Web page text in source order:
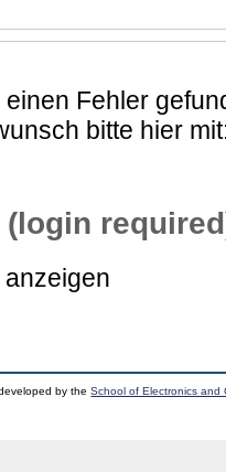
Fehler
bitte hier
by theSchool of Electronics and